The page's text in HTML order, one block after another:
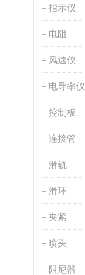
指示仪
电阻
风速仪
电导率仪
控制板
连接管
滑轨
滑环
夹紧
喷头
阻尼器